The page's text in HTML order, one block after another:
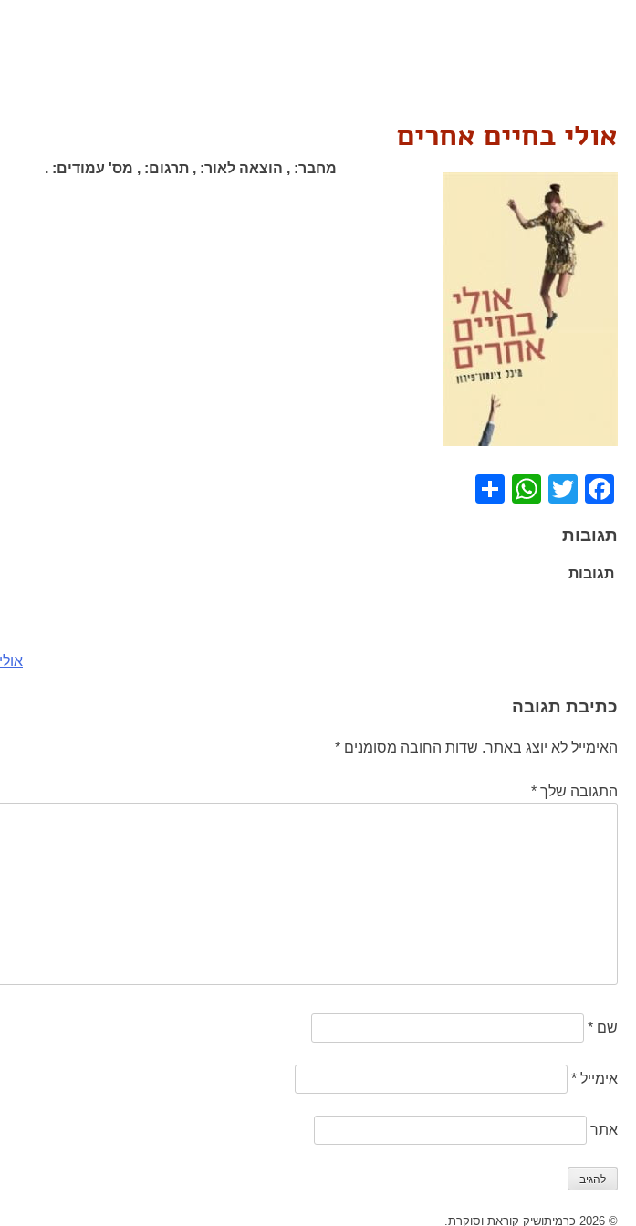
אולי בחיים אחרים
מחבר: , הוצאה לאור: , תרגום: , מס' עמודים: .
Facebook
Twitter
WhatsApp
תגובות
תגובות
כתיבת תגובה
האימייל לא יוצג באתר. שדות החובה מסומנים *
התגובה שלך *
שם *
אימייל *
אתר
© 2026 כרמיתושיק קוראת וסוקרת.